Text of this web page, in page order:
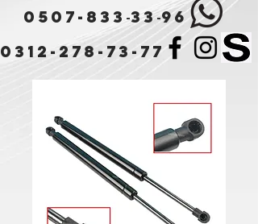
0507-833 -33-96
0312-278-73-77